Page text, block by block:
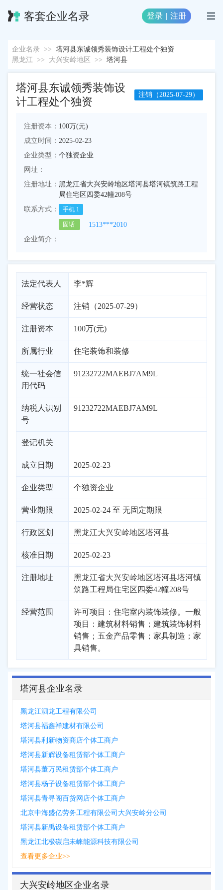
客套企业名录 登录 | 注册
企业名录 >> 塔河县东诚领秀装饰设计工程处个独资
黑龙江
>> 大兴安岭地区 >> 塔河县
塔河县东诚领秀装饰设
计工程处个独资
注销（2025-07-29）
注册资本： 100万(元)
成立时间： 2025-02-23
企业类型： 个独资企业
网址：
注册地址： 黑龙江省大兴安岭地区塔河县塔河镇筑路工程
局住宅区四委42幢208号
联系方式：
手机 1
固话
1513***2010
企业简介：
法定代表人 李*辉
经营状态 注销（2025-07-29）
注册资本 100万(元)
所属行业 住宅装饰和装修
统一社会信
用代码
91232722MAEBJ7AM9L
纳税人识别
号
91232722MAEBJ7AM9L
登记机关
成立日期 2025-02-23
企业类型 个独资企业
营业期限 2025-02-24 至 无固定期限
行政区划 黑龙江大兴安岭地区塔河县
核准日期 2025-02-23
注册地址
黑龙江省大兴安岭地区塔河县塔河镇
筑路工程局住宅区四委42幢208号
经营范围
许可项目：住宅室内装饰装修。一般
项目：建筑材料销售；建筑装饰材料
销售；五金产品零售；家具制造；家
具销售。
塔河县企业名录
黑龙江泗龙工程有限公司
塔河县福鑫祥建材有限公司
塔河县利新物资商店个体工商户
塔河县新辉设备租赁部个体工商户
塔河县董万民租赁部个体工商户
塔河县杨子设备租赁部个体工商户
塔河县青寻阁百货网店个体工商户
北京中海盛亿劳务工程有限公司大兴安岭分公司
塔河县新禹设备租赁部个体工商户
黑龙江北极碳启未崃能源科技有限公司
查看更多企业>>
大兴安岭地区企业名录